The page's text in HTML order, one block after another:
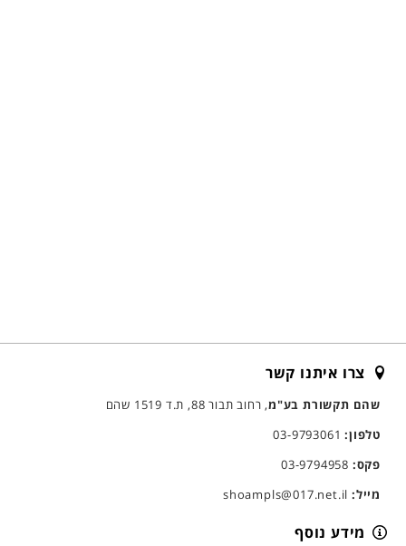
צרו איתנו קשר
שהם תקשורת בע"מ, רחוב תבור 88, ת.ד 1519 שהם
טלפון:03-9793061
פקס:
מייל:
מידע נוסף